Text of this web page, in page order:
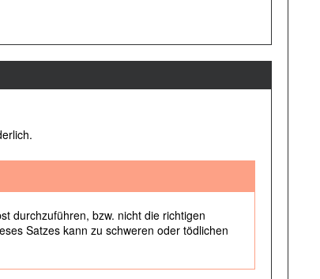
durchzuführen, bzw. nicht die richtigen
Satzes kann zu schweren oder tödlichen